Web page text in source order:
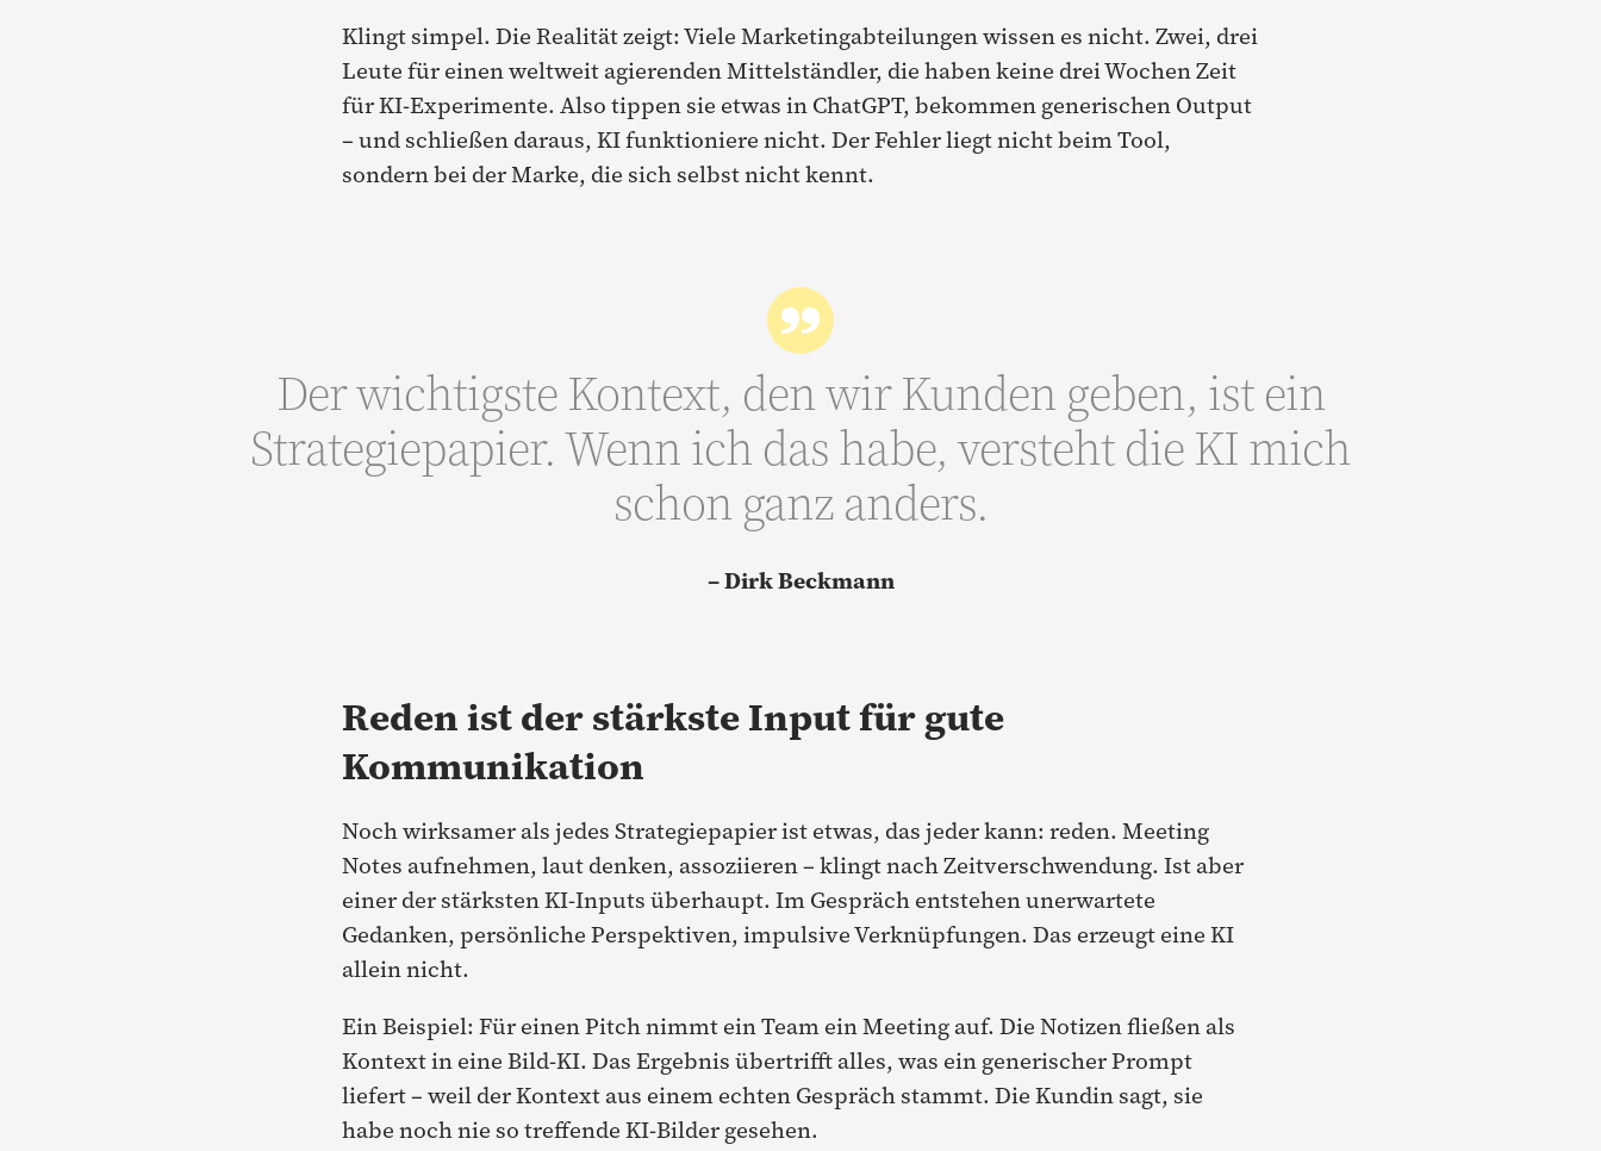
Klingt simpel. Die Realität zeigt: Viele Marketingabteilungen wissen es nicht. Zwei, drei
Leute für einen weltweit agierenden Mittelständler, die haben keine drei Wochen Zeit
für KI-Experimente. Also tippen sie etwas in ChatGPT, bekommen generischen Output
– und schließen daraus, KI funktioniere nicht. Der Fehler liegt nicht beim Tool,
sondern bei der Marke, die sich selbst nicht kennt.
Der wichtigste Kontext, den wir Kunden geben, ist ein
Strategiepapier. Wenn ich das habe, versteht die KI mich
schon ganz anders.
– Dirk Beckmann
Reden ist der stärkste Input für gute
Kommunikation
Noch wirksamer als jedes Strategiepapier ist etwas, das jeder kann: reden. Meeting
Notes aufnehmen, laut denken, assoziieren – klingt nach Zeitverschwendung. Ist aber
einer der stärksten KI-Inputs überhaupt. Im Gespräch entstehen unerwartete
Gedanken, persönliche Perspektiven, impulsive Verknüpfungen. Das erzeugt eine KI
allein nicht.
Ein Beispiel: Für einen Pitch nimmt ein Team ein Meeting auf. Die Notizen fließen als
Kontext in eine Bild-KI. Das Ergebnis übertrifft alles, was ein generischer Prompt
liefert – weil der Kontext aus einem echten Gespräch stammt. Die Kundin sagt, sie
habe noch nie so treffende KI-Bilder gesehen.